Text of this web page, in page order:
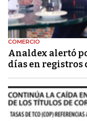
COMERCIO
Analdex alertó
días en